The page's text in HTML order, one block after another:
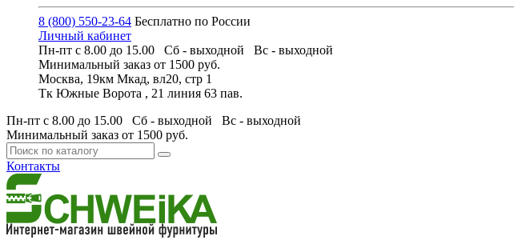
8 (800) 550-23-64 Бесплатно по России
Личный кабинет
Пн-пт с 8.00 до 15.00 Сб - выходной Вс - выходной
Минимальный заказ от 1500 руб.
Москва, 19км Мкад, вл20, стр 1
Тк Южные Ворота , 21 линия 63 пав.
Пн-пт с 8.00 до 15.00 Сб - выходной Вс - выходной
Минимальный заказ от 1500 руб.
Контакты